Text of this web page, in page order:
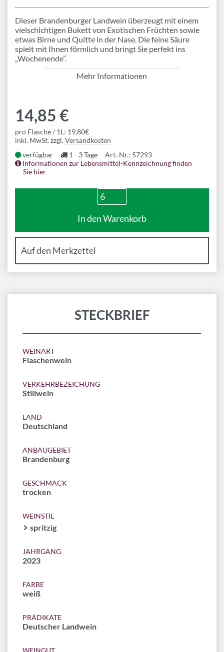
Dieser Brandenburger Landwein überzeugt mit einem
vielschichtigen Bukett von Exotischen Früchten sowie
etwas Birne und Quitte in der Nase. Die feine Säure
spielt mit Ihnen förmlich und bringt Sie perfekt ins
„Wochenende”.
Mehr Informationen
14,85 €
pro Flasche / 1L: 19,80€
inkl. MwSt. zzgl.Versandkosten
verfügbar
1 - 3 Tage
Art.-Nr.: 57293
Informationen zur Lebensmittel-Kennzeichnung finden
Sie hier
STECKBRIEF
WEINART
Flaschenwein
VERKEHRBEZEICHUNG
Stillwein
LAND
Deutschland
ANBAUGEBIET
Brandenburg
GESCHMACK
trocken
WEINSTIL
spritzig
JAHRGANG
2023
FARBE
weiß
PRÄDIKATE
Deutscher Landwein
WEINGUT